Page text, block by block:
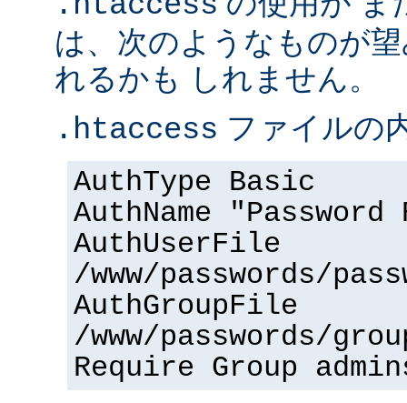
は、次のようなものが
れるかも しれません。
.htaccess ファイルの
AuthType Basic
AuthName
AuthUserFile
/www/passwords/
AuthGroupFile
/www/passwords/
Require Group